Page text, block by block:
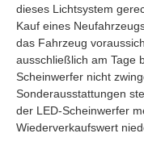
dieses Lichtsystem
Kauf eines
das Fahrzeug
ausschließlich am Tage
Scheinwerfer nicht
Sonderausstattungen
der LED-Scheinwerfer
Wiederverkaufswert